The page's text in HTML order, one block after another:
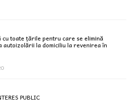
cu toate țările pentru care se elimină
autoizolării la domiciliu la revenirea în
PUBLIC